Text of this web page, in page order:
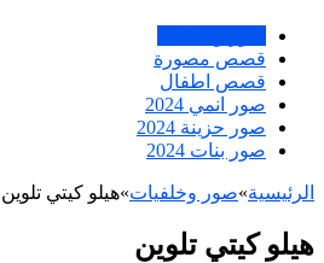
قصص مصورة
قصص اطفال
صور انمي 2024
صور حزينة 2024
صور بنات 2024
الرئيسية»صور وخلفيات»هيلو كيتي تلوين
هيلو كيتي تلوين